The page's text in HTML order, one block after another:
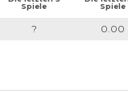
Spiele
Spiele
? 0.00